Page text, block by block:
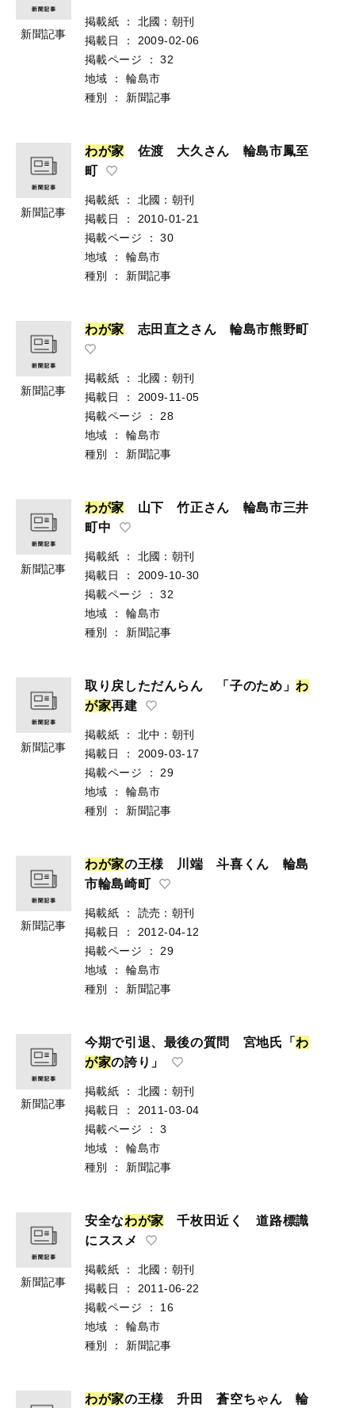
新聞記事
掲載紙 ：
北國：朝刊
掲載日
：
2009-02-06
掲載ページ
：
32
地域
：
輪島市
種別
： 新聞記事
新聞記事
わが家 佐渡 大久さん 輪島市鳳至
町
掲載紙 ：
北國：朝刊
掲載日
：
2010-01-21
掲載ページ
：
30
地域
：
輪島市
種別
： 新聞記事
新聞記事
わが家 志田直之さん 輪島市熊野町
掲載紙 ：
北國：朝刊
掲載日
：
2009-11-05
掲載ページ
：
28
地域
：
輪島市
種別
： 新聞記事
新聞記事
わが家 山下 竹正さん 輪島市三井
町中
掲載紙 ：
北國：朝刊
掲載日
：
2009-10-30
掲載ページ
：
32
地域
：
輪島市
種別
： 新聞記事
新聞記事
取り戻しただんらん 「子のため」わ
が家再建
掲載紙 ：
北中：朝刊
掲載日
：
2009-03-17
掲載ページ
：
29
地域
：
輪島市
種別
： 新聞記事
新聞記事
わが家の王様 川端 斗喜くん 輪島
市輪島崎町
掲載紙 ：
読売：朝刊
掲載日
：
2012-04-12
掲載ページ
：
29
地域
：
輪島市
種別
： 新聞記事
新聞記事
今期で引退、最後の質問 宮地氏「わ
が家の誇り」
掲載紙 ：
北國：朝刊
掲載日
：
2011-03-04
掲載ページ
：
3
地域
：
輪島市
種別
： 新聞記事
新聞記事
安全なわが家 千枚田近く 道路標識
にススメ
掲載紙 ：
北國：朝刊
掲載日
：
2011-06-22
掲載ページ
：
16
地域
：
輪島市
種別
： 新聞記事
わが家の王様 升田 蒼空ちゃん 輪